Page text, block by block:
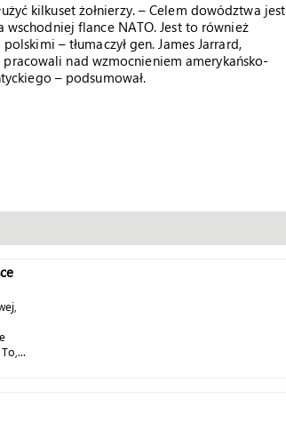
kilkuset żołnierzy. – Celem dowództwa jest
flance NATO. Jest to również
– tłumaczył gen. James Jarrard,
nad wzmocnieniem amerykańsko-
– podsumował.